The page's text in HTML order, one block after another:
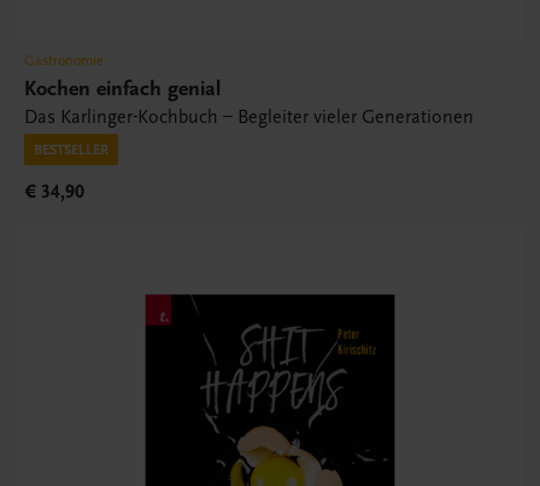
Gastronomie
Kochen einfach genial
Das Karlinger-Kochbuch – Begleiter vieler Generationen
BESTSELLER
€ 34,90